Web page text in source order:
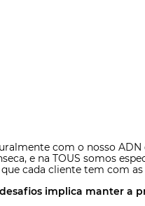
com o nosso
e na TOUS somos
cada cliente tem com as
implica manter a